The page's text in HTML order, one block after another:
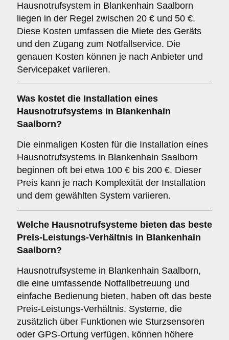
Hausnotrufsystem in Blankenhain Saalborn
liegen in der Regel zwischen 20 € und 50 €.
Diese Kosten umfassen die Miete des Geräts
und den Zugang zum Notfallservice. Die
genauen Kosten können je nach Anbieter und
Servicepaket variieren.
Was kostet die Installation eines
Hausnotrufsystems in Blankenhain
Saalborn?
Die einmaligen Kosten für die Installation eines
Hausnotrufsystems in Blankenhain Saalborn
beginnen oft bei etwa 100 € bis 200 €. Dieser
Preis kann je nach Komplexität der Installation
und dem gewählten System variieren.
Welche Hausnotrufsysteme bieten das beste
Preis-Leistungs-Verhältnis in Blankenhain
Saalborn?
Hausnotrufsysteme in Blankenhain Saalborn,
die eine umfassende Notfallbetreuung und
einfache Bedienung bieten, haben oft das beste
Preis-Leistungs-Verhältnis. Systeme, die
zusätzlich über Funktionen wie Sturzsensoren
oder GPS-Ortung verfügen, können höhere